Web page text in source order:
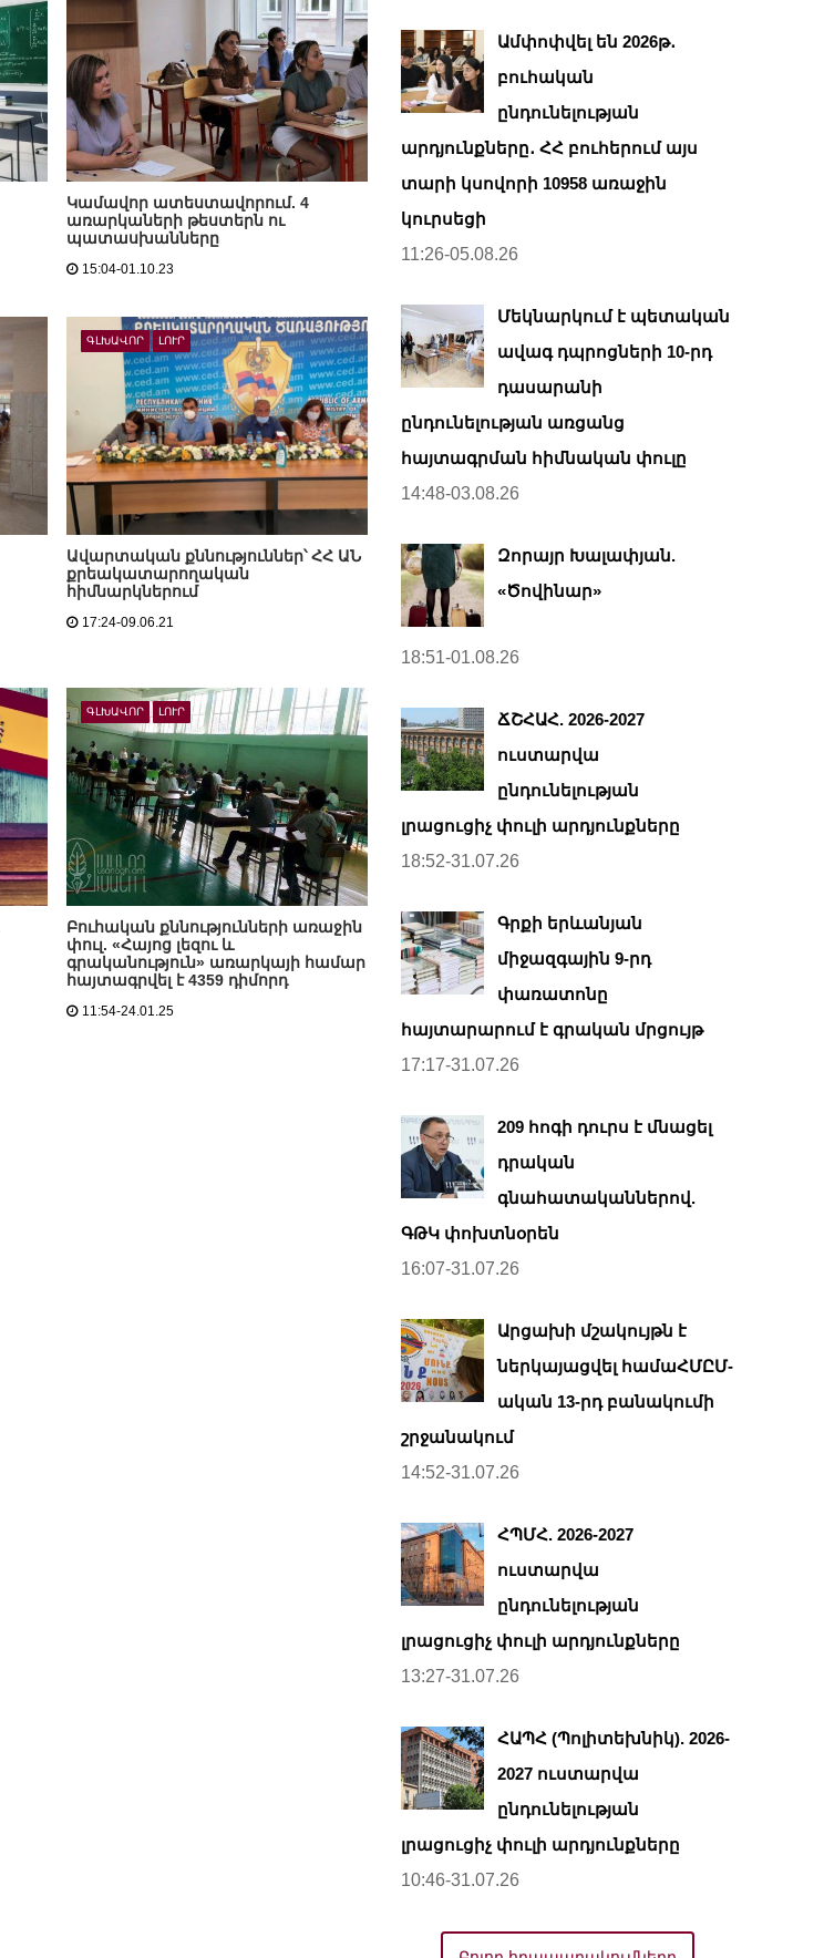
Կամավոր ատեստավորում. 4
առարկաների թեստերն ու
պատասխանները
15:04-01.10.23
ԳԼԽԱՎՈՐ ԼՈՒՐ
Ավարտական քննություններ՝ ՀՀ ԱՆ
քրեակատարողական
հիմնարկներում
17:24-09.06.21
ԳԼԽԱՎՈՐ ԼՈՒՐ
Բուհական քննությունների առաջին
փուլ. «Հայոց լեզու և
գրականություն» առարկայի համար
հայտագրվել է 4359 դիմորդ
11:54-24.01.25
Ամփոփվել են 2026թ․
բուհական
ընդունելության
արդյունքները․ ՀՀ բուհերում այս
տարի կսովորի 10958 առաջին
կուրսեցի
11:26-05.08.26
Մեկնարկում է պետական
ավագ դպրոցների 10-րդ
դասարանի
ընդունելության առցանց
հայտագրման հիմնական փուլը
14:48-03.08.26
Զորայր Խալափյան.
«Ծովինար»
18:51-01.08.26
ՃՇՀԱՀ. 2026-2027
ուստարվա
ընդունելության
լրացուցիչ փուլի արդյունքները
18:52-31.07.26
Գրքի երևանյան
միջազգային 9-րդ
փառատոնը
հայտարարում է գրական մրցույթ
17:17-31.07.26
209 հոգի դուրս է մնացել
դրական
գնահատականներով.
ԳԹԿ փոխտնօրեն
16:07-31.07.26
Արցախի մշակույթն է
ներկայացվել համաՀՄԸՄ-
ական 13-րդ բանակումի
շրջանակում
14:52-31.07.26
ՀՊՄՀ. 2026-2027
ուստարվա
ընդունելության
լրացուցիչ փուլի արդյունքները
13:27-31.07.26
ՀԱՊՀ (Պոլիտեխնիկ). 2026-
2027 ուստարվա
ընդունելության
լրացուցիչ փուլի արդյունքները
10:46-31.07.26